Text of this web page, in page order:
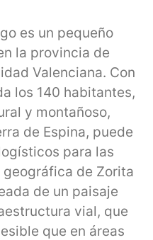
es un pequeño
la provincia de
Valenciana. Con
los 140 habitantes,
y montañoso,
de Espina, puede
para las
de Zorita
de un paisaje
vial, que
que en áreas